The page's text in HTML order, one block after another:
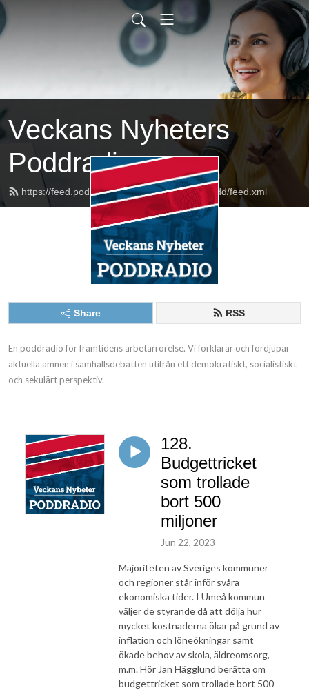
Veckans Nyheters
Poddradio
https://feed.podbean.com/veckansnyheterpodd/feed.xml
Share RSS
En poddradio för framtidens arbetarrörelse. Vi förklarar och fördjupar
aktuella ämnen i samhällsdebatten utifrån ett demokratiskt, socialistiskt
och sekulärt perspektiv.
128.
Budgettricket
som trollade
bort 500
miljoner
Jun 22, 2023
Majoriteten av Sveriges kommuner
och regioner står inför svåra
ekonomiska tider. I Umeå kommun
väljer de styrande då att dölja hur
mycket kostnaderna ökar på grund av
inflation och löneökningar samt
ökade behov av skola, äldreomsorg,
m.m. Hör Jan Hägglund berätta om
budgettricket som trollade bort 500